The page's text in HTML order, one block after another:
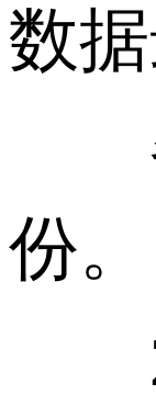
数
备
份。
2.